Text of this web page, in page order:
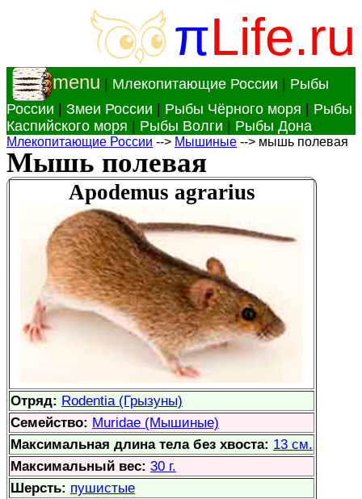
πLife.ru
menu Млекопитающие России
Рыбы
России
Змеи России Рыбы Чёрного моря
Рыбы
Каспийского моря
Рыбы Волги Рыбы Дона
Млекопитающие России --> Мышиные --> мышь полевая
Мышь полевая
Apodemus agrarius
Отряд: Rodentia (Грызуны)
Семейство: Muridae (Мышиные)
Максимальная длина тела без хвоста: 13 см.
Максимальный вес: 30 г.
Шерсть: пушистые